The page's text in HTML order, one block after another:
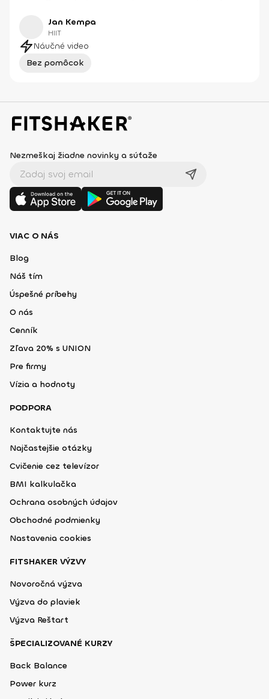
Jan Kempa
HIIT
Náučné video
Bez pomôcok
Nezmeškaj žiadne novinky a súťaže
VIAC O NÁS
Blog
Náš tím
Úspešné príbehy
O nás
Cenník
Zľava 20% s UNION
Pre firmy
Vízia a hodnoty
PODPORA
Kontaktujte nás
Najčastejšie otázky
Cvičenie cez televízor
BMI kalkulačka
Ochrana osobných údajov
Obchodné podmienky
Nastavenia cookies
FITSHAKER VÝZVY
Novoročná výzva
Výzva do plaviek
Výzva Reštart
ŠPECIALIZOVANÉ KURZY
Back Balance
Power kurz